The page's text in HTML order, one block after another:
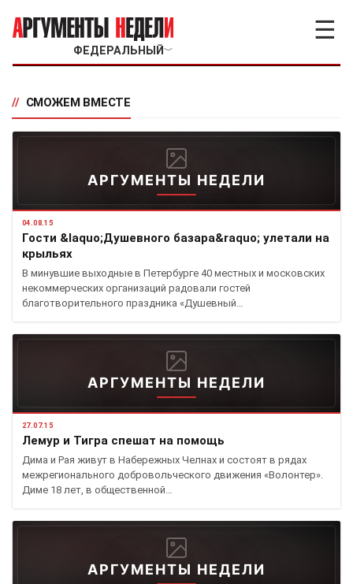
ФЕДЕРАЛЬНЫЙ ﹀
☰
// СМОЖЕМ ВМЕСТЕ
АРГУМЕНТЫ НЕДЕЛИ
04.08.15
Гости &laquo;Душевного базара&raquo; улетали на
крыльях
В минувшие выходные в Петербурге 40 местных и московских
некоммерческих организаций радовали гостей
благотворительного праздника «Душевный…
АРГУМЕНТЫ НЕДЕЛИ
27.07.15
Лемур и Тигра спешат на помощь
Дима и Рая живут в Набережных Челнах и состоят в рядах
межрегионального добровольческого движения «Волонтер».
Диме 18 лет, в общественной…
АРГУМЕНТЫ НЕДЕЛИ